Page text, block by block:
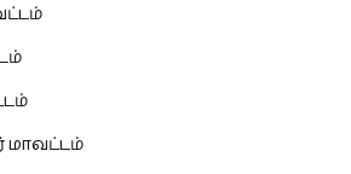
மாவட்டம்